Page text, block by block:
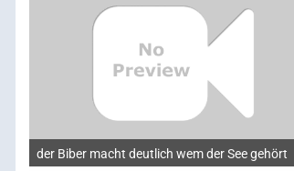
der Biber macht deutlich wem der See gehört